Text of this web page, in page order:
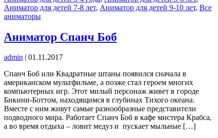
Аниматор для детей 7-8 лет, Аниматор для детей 9-10 лет, Все
аниматоры
Аниматор Спанч Боб
admin | 01.11.2017
Спанч Боб или Квадратные штаны появился сначала в
американском мультфильме, а позже стал героем многих
компьютерных игр. Этот милый персонаж живет в городе
Бикини-Боттом, находящимся в глубинах Тихого океана.
Вместе с ним живут самые разнообразные представители
подводного мира. Работает Спанч Боб в кафе мистера Крабса,
а во время отдыха – ловит медуз и пускает мыльные […]